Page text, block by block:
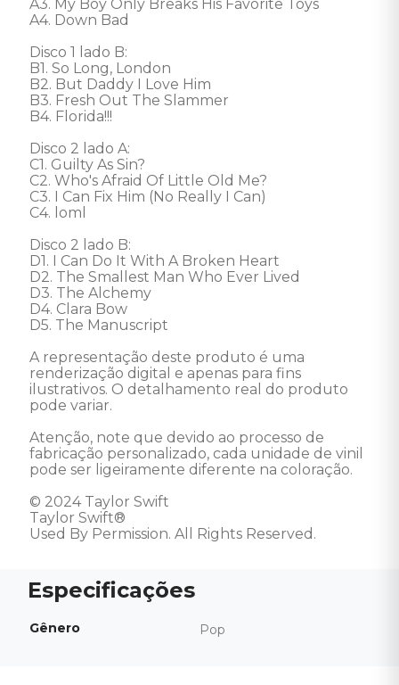
A3. My Boy Only Breaks His Favorite Toys
A4. Down Bad
Disco 1 lado B:
B1. So Long, London
B2. But Daddy I Love Him
B3. Fresh Out The Slammer
B4. Florida!!!
Disco 2 lado A:
C1. Guilty As Sin?
C2. Who's Afraid Of Little Old Me?
C3. I Can Fix Him (No Really I Can)
C4. loml
Disco 2 lado B:
D1. I Can Do It With A Broken Heart
D2. The Smallest Man Who Ever Lived
D3. The Alchemy
D4. Clara Bow
D5. The Manuscript
A representação deste produto é uma
renderização digital e apenas para fins
ilustrativos. O detalhamento real do produto
pode variar.
Atenção, note que devido ao processo de
fabricação personalizado, cada unidade de vinil
pode ser ligeiramente diferente na coloração.
© 2024 Taylor Swift
Taylor Swift®
Used By Permission. All Rights Reserved.
Gênero Pop